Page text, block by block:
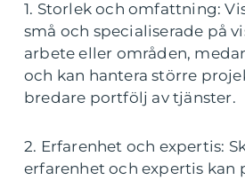
1. Storlek och omfattning:
små och specialiserade på
arbete eller områden,
och kan hantera större
bredare portfölj av tjänster.
2. Erfarenhet och expertis:
erfarenhet och expertis kan